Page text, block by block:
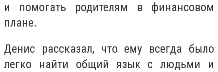
и помогать родителям в финансовом
плане.
Денис рассказал, что ему всегда было
легко найти общий язык с людьми и